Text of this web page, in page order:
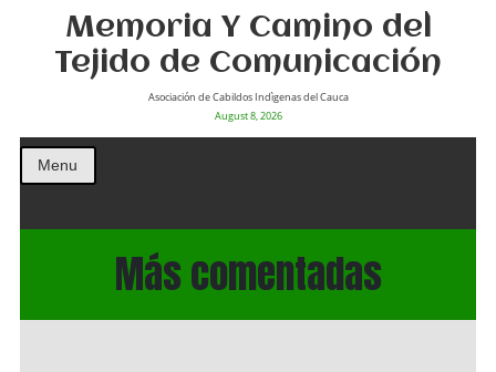
Memoria Y Camino del
Tejido de Comunicación
Asociación de Cabildos Indìgenas del Cauca
August 8, 2026
Menu
Más comentadas